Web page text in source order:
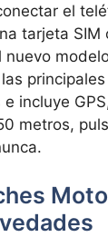
el
tarjeta SIM
nuevo
incluye
metros,